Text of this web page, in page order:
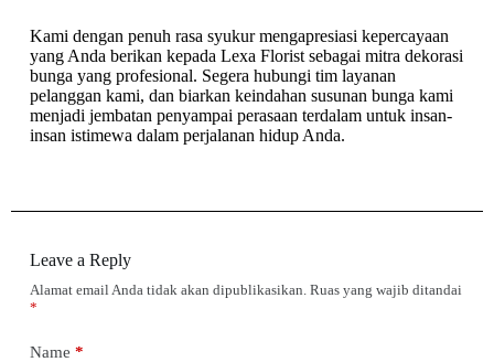
Kami dengan penuh rasa syukur mengapresiasi kepercayaan
yang Anda berikan kepada Lexa Florist sebagai mitra dekorasi
bunga yang profesional. Segera hubungi tim layanan
pelanggan kami, dan biarkan keindahan susunan bunga kami
menjadi jembatan penyampai perasaan terdalam untuk insan-
insan istimewa dalam perjalanan hidup Anda.
Leave a Reply
Alamat email Anda tidak akan dipublikasikan. Ruas yang wajib ditandai
*
Name *